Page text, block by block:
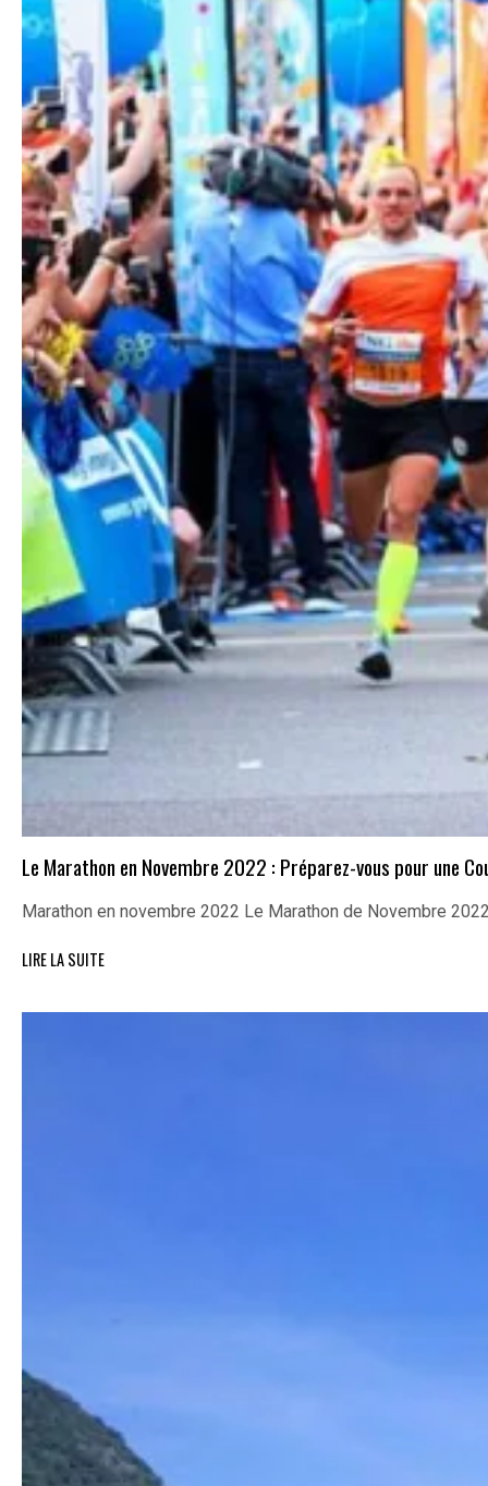
Le Marathon en Novembre 2022 : Préparez-vous pour une
Marathon en novembre 2022 Le Marathon de Novembre
LIRE LA SUITE